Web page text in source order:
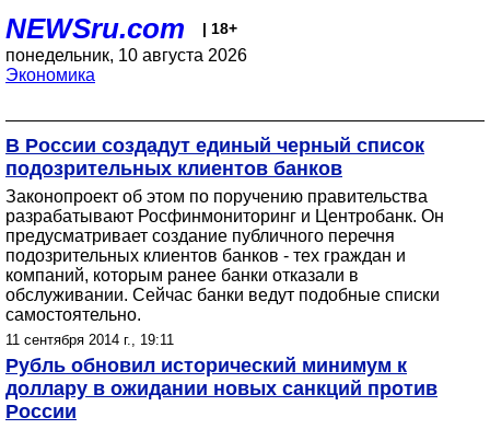
NEWSru.com | 18+
понедельник, 10 августа 2026
Экономика
В России создадут единый черный список
подозрительных клиентов банков
Законопроект об этом по поручению правительства
разрабатывают Росфинмониторинг и Центробанк. Он
предусматривает создание публичного перечня
подозрительных клиентов банков - тех граждан и
компаний, которым ранее банки отказали в
обслуживании. Сейчас банки ведут подобные списки
самостоятельно.
11 сентября 2014 г., 19:11
Рубль обновил исторический минимум к
доллару в ожидании новых санкций против
России